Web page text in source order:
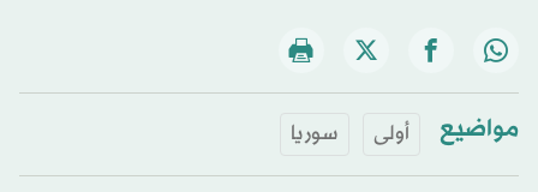
مواضيع أولى سوريا